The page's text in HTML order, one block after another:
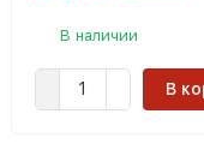
В наличии
В